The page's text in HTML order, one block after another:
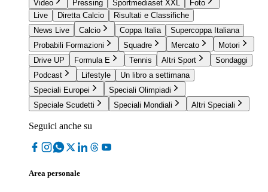
Video Pressing Sportmediaset XXL
Foto
Live
Diretta Calcio
Risultati e Classifiche
News Live
Calcio Coppa Italia
Supercoppa Italiana
Probabili Formazioni
Squadre Mercato
Motori
Drive UP
Formula E Tennis Altri Sport
Sondaggi
Podcast
Lifestyle
Un libro a settimana
Speciali Europei
Speciali Olimpiadi
Speciale Scudetti
Speciali Mondiali Altri Speciali
Seguici anche su
Area personale